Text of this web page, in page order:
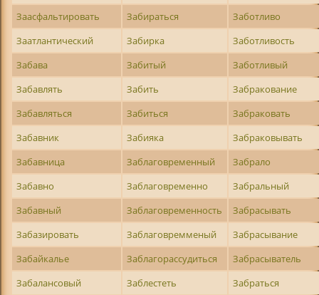
Заасфальтировать
Забираться
Заботливо
Заатлантический
Забирка
Заботливость
Забава
Забитый
Заботливый
Забавлять
Забить
Забракование
Забавляться
Забиться
Забраковать
Забавник
Забияка
Забраковывать
Забавница
Заблаговременный
Забрало
Забавно
Заблаговременно
Забральный
Забавный
Заблаговременность
Забрасывать
Забазировать
Заблаговремменый
Забрасывание
Забайкалье
Заблагорассудиться
Забрасыватель
Забалансовый
Заблестеть
Забраться